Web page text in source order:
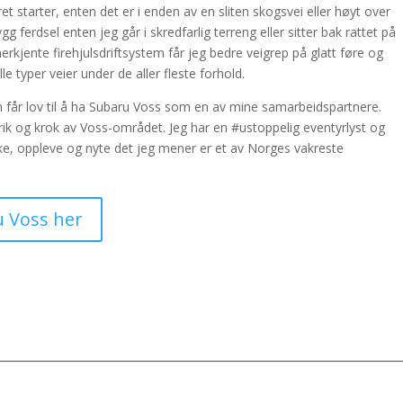
starter, enten det er i enden av en sliten skogsvei eller høyt over
ferdsel enten jeg går i skredfarlig terreng eller sitter bak rattet på
firehjulsdriftsystem får jeg bedre veigrep på glatt føre og
typer veier under de aller fleste forhold.
lov til å ha Subaru Voss som en av mine samarbeidspartnere.
og krok av Voss-området. Jeg har en #ustoppelig eventyrlyst og
oppleve og nyte det jeg mener er et av Norges vakreste
Voss her